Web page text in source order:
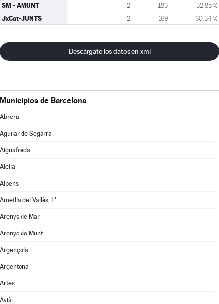
SM - AMUNT 2 183 32,85 %
JxCat-JUNTS 2 169 30,34 %
Descárgate los datos en xml
Municipios de Barcelona
Abrera
Aguilar de Segarra
Aiguafreda
Alella
Alpens
Ametlla del Vallès, L'
Arenys de Mar
Arenys de Munt
Argençola
Argentona
Artés
Avià